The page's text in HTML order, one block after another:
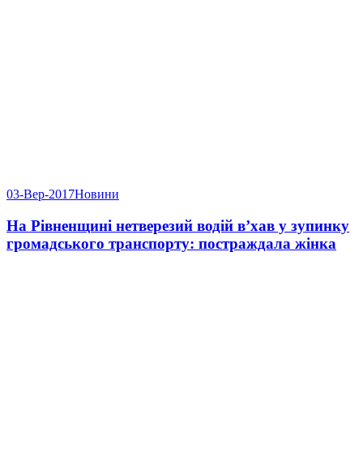
03-Вер-2017Новини
На Рівненщині нетверезий водій в’хав у зупинку
громадського транспорту: постраждала жінка